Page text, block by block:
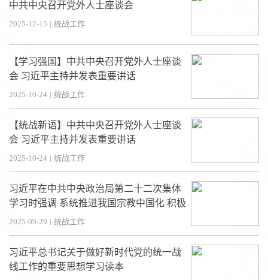
中共中央召开党外人士座谈会
2025-12-15 | 统战工作
【学习强国】中共中央召开党外人士座谈
会 习近平主持并发表重要讲话
2025-10-24 | 统战工作
【统战新语】中共中央召开党外人士座谈
会 习近平主持并发表重要讲话
2025-10-24 | 统战工作
习近平在中共中央政治局第二十二次集体
学习时强调 系统推进我国宗教中国化 积极
引导宗教与社会主义社会相适应
2025-09-29 | 统战工作
习近平总书记关于做好新时代党的统一战
线工作的重要思想学习读本